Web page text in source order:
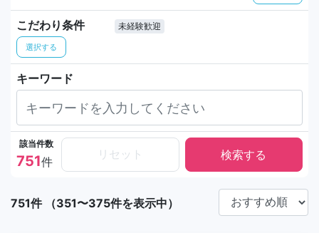
こだわり条件
選択する
未経験歓迎
キーワード
該当件数
751件
リセット
751件 （351〜375件を表示中）